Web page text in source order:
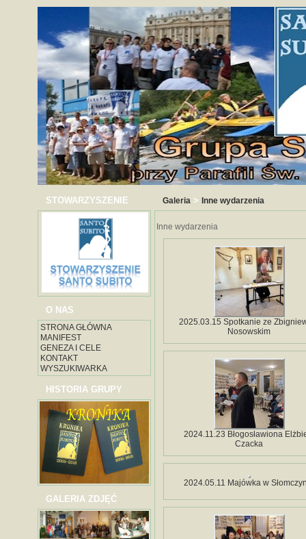
STOWARZYSZENIE
O NAS
STRONA GŁÓWNA
MANIFEST
GENEZA I CELE
KONTAKT
WYSZUKIWARKA
HISTORIA GRUPY
GALERIA ZDJĘĆ
Galeria > Inne wydarzenia
Inne wydarzenia
2025.03.15 Spotkanie ze
Nosowskim
2024.11.23 Błogosławiona
Czacka
2024.05.11 Majówka w